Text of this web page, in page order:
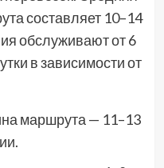
составляет 10–14
обслуживают от 6
в зависимости от
маршрута — 11–13